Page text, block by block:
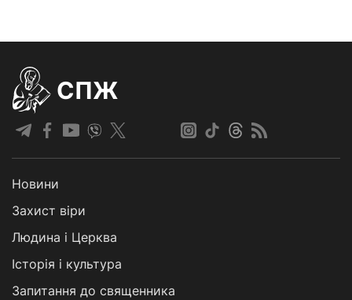
СПЖ
Новини
Захист віри
Людина і Церква
Історія і культура
Запитання до священника